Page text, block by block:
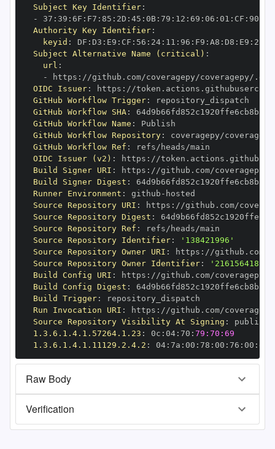
Subject Key Identifier:
-
37 : 39 : 6F : F7 : 85 : 2D : 45 : 0B: 79 : 12 : 69 : 06 : 01 : CF : 90
Authority Key Identifier:
keyid : DF : D3 : E9 : CF : 56 : 24: 11 : 96 : F9 : A8 : D8 : E9 : 28
Subject Alternative Name (critical) :
url :
-
https :
OIDC Issuer: https :
GitHub Workflow Trigger:
GitHub Workflow SHA:
GitHub Workflow Name :
GitHub Workflow Repository:
GitHub Workflow Ref :
OIDC Issuer (v2) : https :
Build Signer URI : https :
Build Signer Digest :
Runner Environment : github -
Source Repository URI : https :
Source Repository Digest :
Source Repository Ref :
Source Repository Identifier:
'138421996'
Source Repository Owner URI : https :
Source Repository Owner Identifier:
'216156418'
Build Config URI : https :
Build Config Digest :
Build Trigger:
Run Invocation URI : https :
Source Repository Visibility At Signing :
1.3.6.1.4.1.57264.1.23 : 0c : 04: 70 : 79:70:69
1.3.6.1.4.1.11129.2.4.2 : 04: 7a : 00 : 78 : 00 : 76 : 00 : dd
Raw Body
Verification